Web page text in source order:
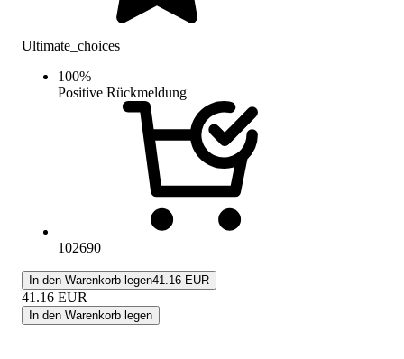
Ultimate_choices
100%
Positive Rückmeldung
102690
In den Warenkorb legen41.16 EUR
41.16 EUR
In den Warenkorb legen